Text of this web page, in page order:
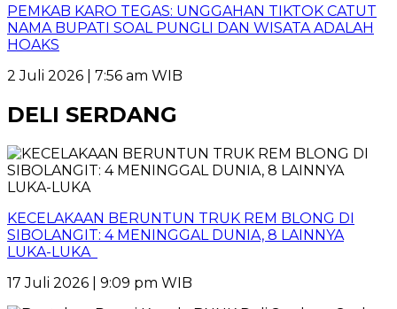
PEMKAB KARO TEGAS: UNGGAHAN TIKTOK CATUT
NAMA BUPATI SOAL PUNGLI DAN WISATA ADALAH
HOAKS
2 Juli 2026 | 7:56 am WIB
DELI SERDANG
KECELAKAAN BERUNTUN TRUK REM BLONG DI
SIBOLANGIT: 4 MENINGGAL DUNIA, 8 LAINNYA
LUKA-LUKA
17 Juli 2026 | 9:09 pm WIB